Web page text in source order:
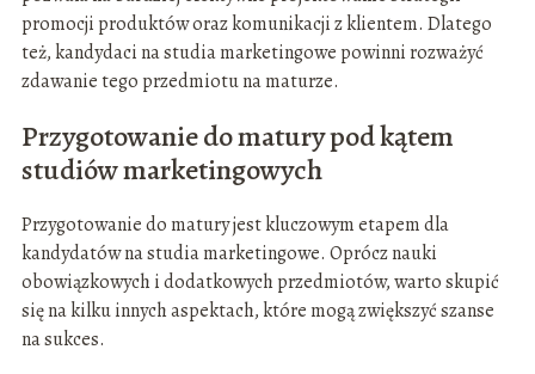
promocji produktów oraz komunikacji z klientem. Dlatego
też, kandydaci na studia marketingowe powinni rozważyć
zdawanie tego przedmiotu na maturze.
Przygotowanie do matury pod kątem
studiów marketingowych
Przygotowanie do matury jest kluczowym etapem dla
kandydatów na studia marketingowe. Oprócz nauki
obowiązkowych i dodatkowych przedmiotów, warto skupić
się na kilku innych aspektach, które mogą zwiększyć szanse
na sukces.